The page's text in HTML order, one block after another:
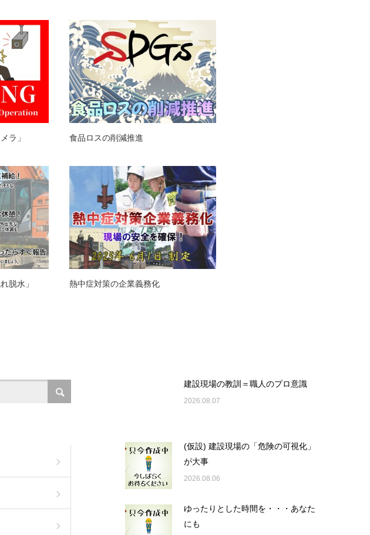
ラ」 食品ロスの削減推進
脱水」 熱中症対策の企業義務化
建設現場の教訓＝職人のプロ意識
2026.08.07
(仮設) 建設現場の「危険の可視化」
が大事
2026.08.06
ゆったりとした時間を・・・あなた
にも